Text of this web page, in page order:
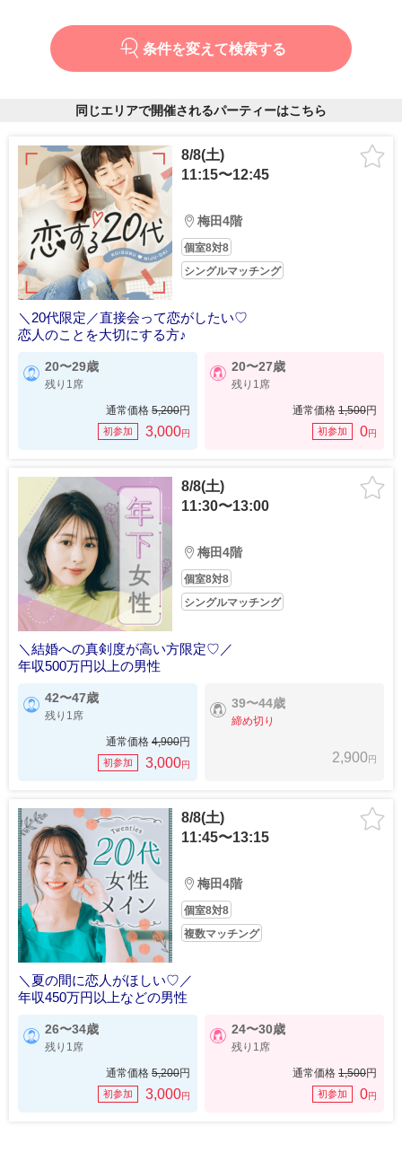
条件を変えて検索する
同じエリアで開催されるパーティーはこちら
8/8(土)
11:15〜12:45
梅田4階
個室8対8
シングルマッチング
＼20代限定／直接会って恋がしたい♡
恋人のことを大切にする方♪
20〜29歳
残り1席
通常価格 5,200円
初参加 3,000円
20〜27歳
残り1席
通常価格 1,500円
初参加 0円
8/8(土)
11:30〜13:00
梅田4階
個室8対8
シングルマッチング
＼結婚への真剣度が高い方限定♡／
年収500万円以上の男性
42〜47歳
残り1席
通常価格 4,900円
初参加 3,000円
39〜44歳
締め切り
2,900円
8/8(土)
11:45〜13:15
梅田4階
個室8対8
複数マッチング
＼夏の間に恋人がほしい♡／
年収450万円以上などの男性
26〜34歳
残り1席
通常価格 5,200円
初参加 3,000円
24〜30歳
残り1席
通常価格 1,500円
初参加 0円